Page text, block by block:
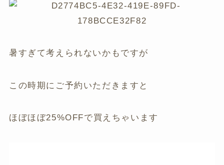
暑すぎて考えられないかもですが
この時期にご予約いただきますと
ほぼほぼ25%OFFで買えちゃいます